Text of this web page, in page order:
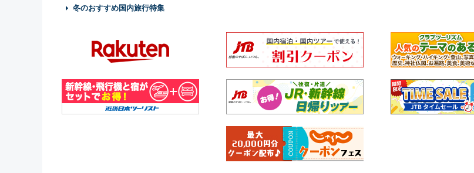
冬のおすすめ国内旅行特集